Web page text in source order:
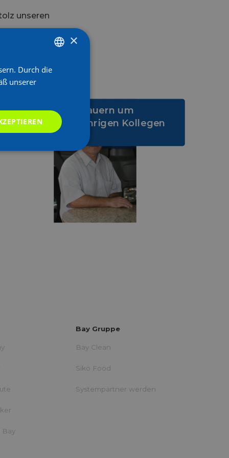
unseren
Nachruf: Wir trauern um
unseren langjährigen Kollegen
Jürgen Fritz
Bay
Bay Gruppe
Bay Clean
Siko Food
Systempartner werden
GERMAN
×
Durch die
unserer